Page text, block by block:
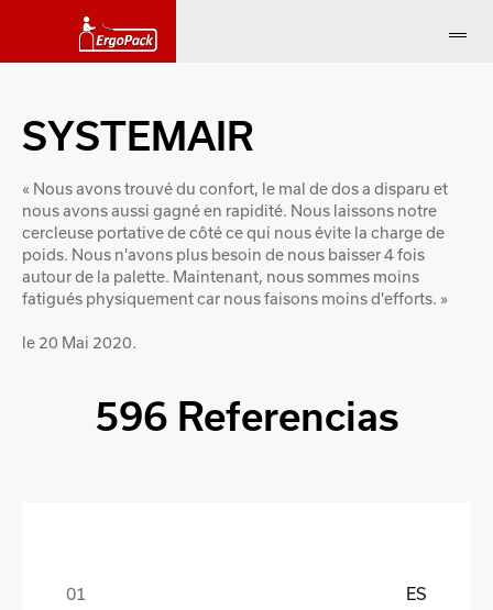
SYSTEMAIR
« Nous avons trouvé du confort, le mal de dos a disparu et
nous avons aussi gagné en rapidité. Nous laissons notre
cercleuse portative de côté ce qui nous évite la charge de
poids. Nous n'avons plus besoin de nous baisser 4 fois
autour de la palette. Maintenant, nous sommes moins
fatigués physiquement car nous faisons moins d'efforts. »
le 20 Mai 2020.
596 Referencias
ES